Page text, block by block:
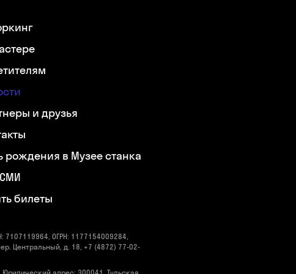
и друзья
рождения в Музее станка
билеты
7107119964, ОГРН: 1177154009284,
Центральный, д. 18, +7 (4872) 77-02-